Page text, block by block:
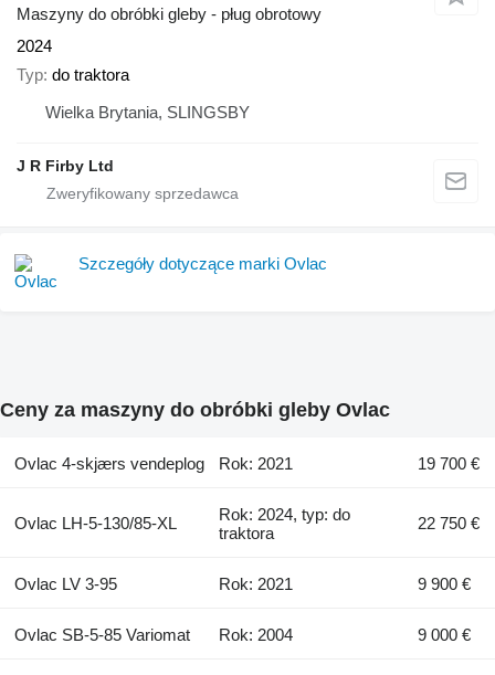
Maszyny do obróbki gleby - pług obrotowy
2024
Typ do traktora
Wielka Brytania, SLINGSBY
J R Firby Ltd
Szczegóły dotyczące marki Ovlac
Ceny za maszyny do obróbki gleby Ovlac
Ovlac 4-skjærs vendeplog Rok: 2021 19 700 €
Ovlac LH-5-130/85-XL
Rok: 2024, typ: do
traktora
22 750 €
Ovlac LV 3-95 Rok: 2021 9 900 €
Ovlac SB-5-85 Variomat Rok: 2004 9 000 €